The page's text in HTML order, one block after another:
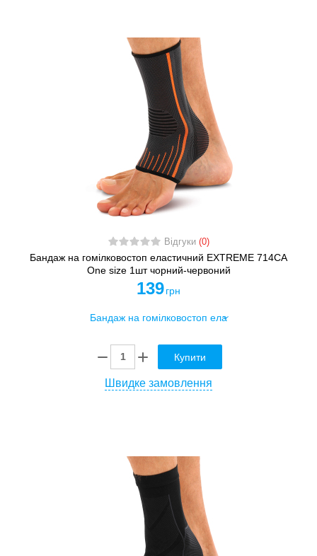
Відгуки (0)
Бандаж на гомілковостоп еластичний EXTREME 714CA
One size 1шт чорний-червоний
139 грн
Купити
Швидке замовлення